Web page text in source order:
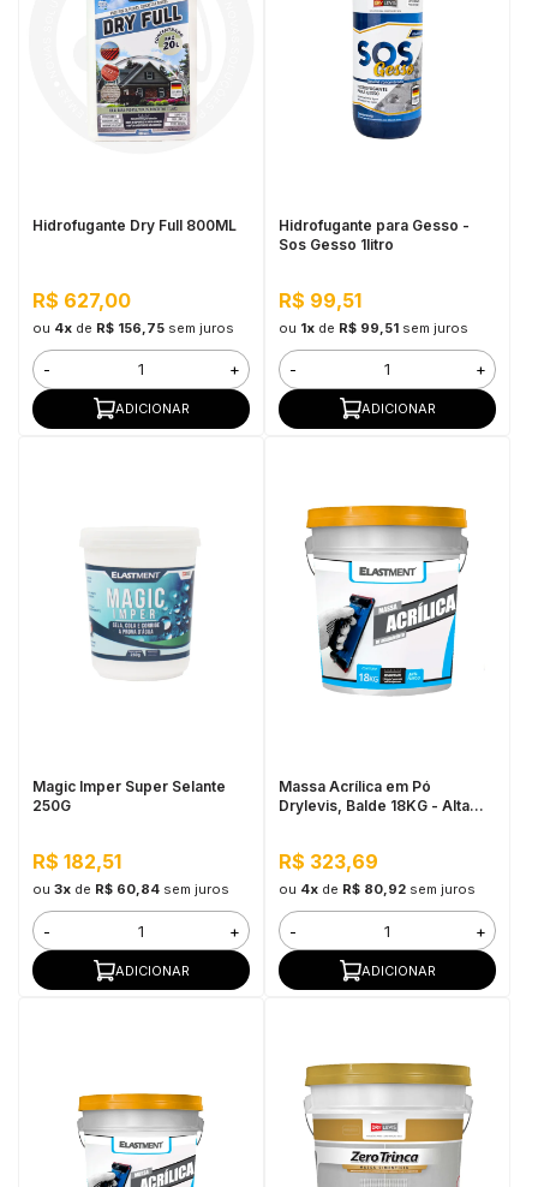
Hidrofugante Dry Full 800ML
R$ 627,00
ou 4xde R$ 156,75 sem juros
- +
ADICIONAR
Hidrofugante para Gesso -
Sos Gesso 1litro
R$ 99,51
ou 1xde R$ 99,51 sem juros
- +
ADICIONAR
Magic Imper Super Selante
250G
R$ 182,51
ou 3xde R$ 60,84 sem juros
- +
ADICIONAR
Massa Acrílica em Pó
Drylevis, Balde 18KG - Alta
R$ 323,69
ou 4xde R$ 80,92 sem juros
- +
ADICIONAR